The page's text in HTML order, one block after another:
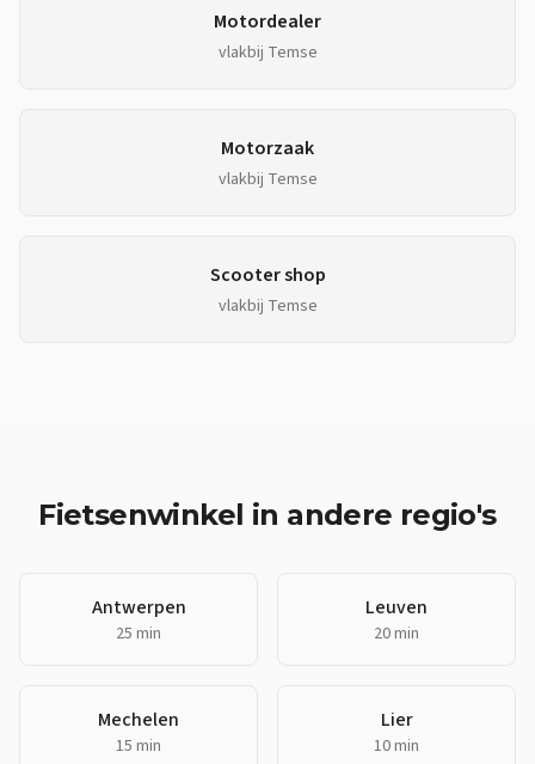
Motordealer
vlakbij Temse
Motorzaak
vlakbij Temse
Scooter shop
vlakbij Temse
Fietsenwinkel in andere regio's
Antwerpen
25 min
Leuven
20 min
Mechelen
15 min
Lier
10 min